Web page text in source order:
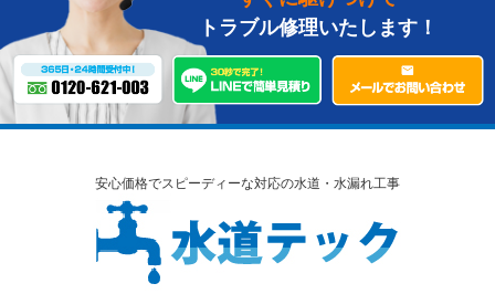
トラブル修理いたします！
安心価格でスピーディーな対応の水道・水漏れ工事